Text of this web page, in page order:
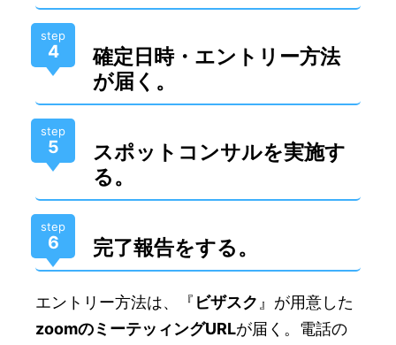
step
4
確定日時・エントリー方法
が届く。
step
5
スポットコンサルを実施す
る。
step
6 完了報告をする。
エントリー方法は、『 ビザスク 』が用意した
zoomのミーテッィングURLが届く。電話の